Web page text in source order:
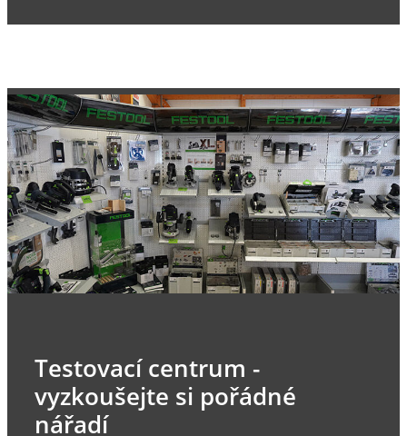
Testovací centrum -
vyzkoušejte si pořádné
nářadí